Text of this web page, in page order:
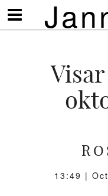
Visa/göm
meny
13:49 |